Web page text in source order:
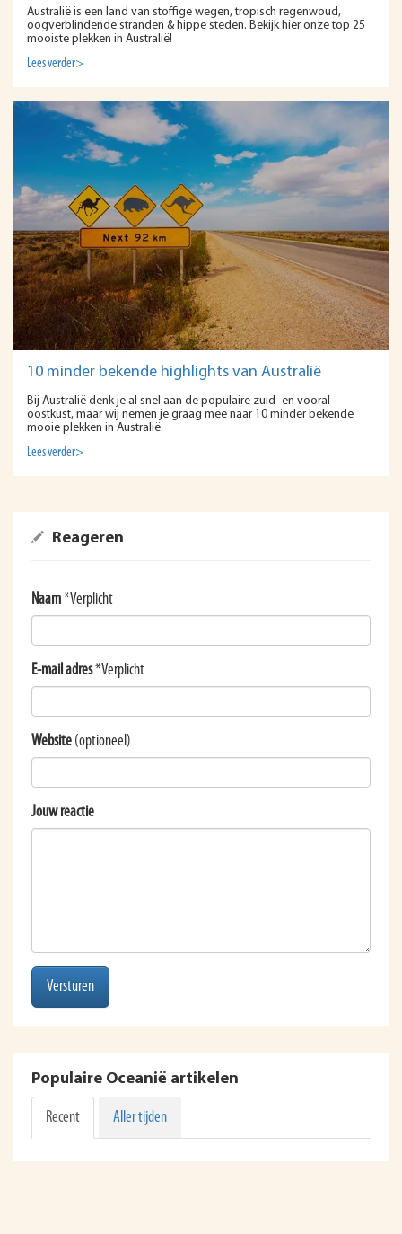
Australië is een land van stoffige wegen, tropisch regenwoud,
oogverblindende stranden & hippe steden. Bekijk hier onze top 25
mooiste plekken in Australië!
Lees verder>
10 minder bekende highlights van Australië
Bij Australië denk je al snel aan de populaire zuid- en vooral
oostkust, maar wij nemen je graag mee naar 10 minder bekende
mooie plekken in Australië.
Lees verder>
Reageren
Naam*Verplicht
E-mail adres*Verplicht
Website (optioneel)
Jouw reactie
Versturen
Populaire Oceanië artikelen
Recent Aller tijden